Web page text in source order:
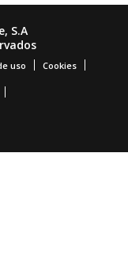
S.A
uso Cookies